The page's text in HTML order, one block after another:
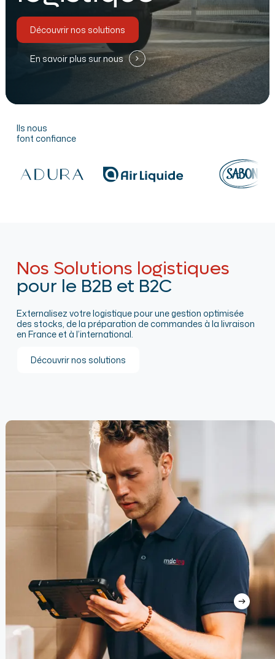
Découvrir nos solutions
En savoir plus sur nous
Ils nous
font confiance
Nos Solutions logistiques
pour le B2B et B2C
Externalisez votre logistique pour une gestion optimisée
des stocks, de la préparation de commandes à la livraison
en France et à l’international.
Découvrir nos solutions